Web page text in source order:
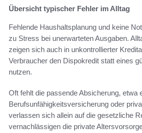
Übersicht typischer Fehler im Alltag
Fehlende Haushaltsplanung und keine
zu Stress bei unerwarteten Ausgaben.
zeigen sich auch in unkontrollierter
Verbraucher den Dispokredit statt eines
nutzen.
Oft fehlt die passende Absicherung, etwa
Berufsunfähigkeitsversicherung oder
verlassen sich allein auf die gesetzliche
vernachlässigen die private